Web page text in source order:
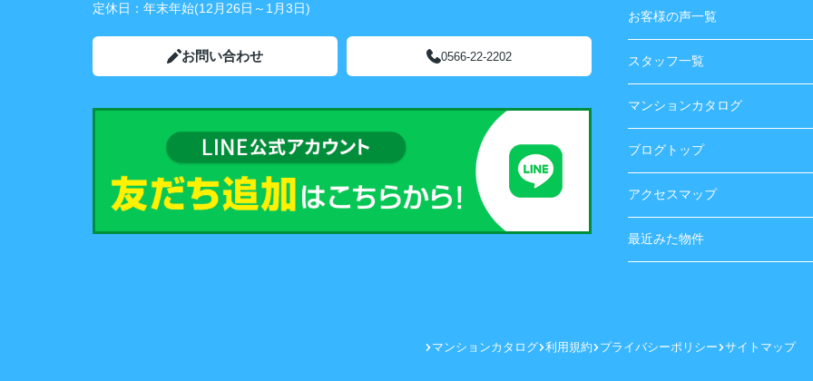
定休日： 年末年始(12月26日～1月3日)
お問い合わせ 0566-22-2202
お客様の声一覧
スタッフ一覧
マンションカタログ
ブログトップ
アクセスマップ
最近みた物件
マンションカタログ 利用規約 プライバシーポリシー サイトマップ